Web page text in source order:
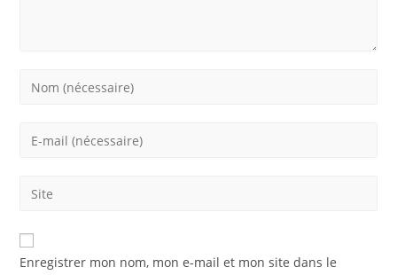
Enter
Enter
address
comment
Saisir
de
votre
Enregistrer mon nom, mon e-mail et mon site dans le